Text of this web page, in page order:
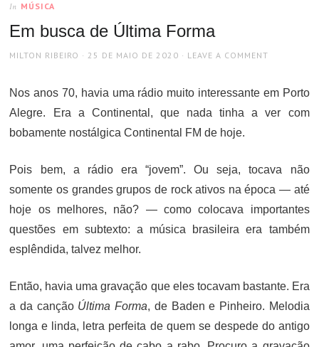
In MÚSICA
Em busca de Última Forma
AUTHOR
MILTON RIBEIRO
POSTED
25 DE MAIO DE 2020 LEAVE A COMMENT
Nos anos 70, havia uma rádio muito interessante em Porto
Alegre. Era a Continental, que nada tinha a ver com
bobamente nostálgica Continental FM de hoje.
Pois bem, a rádio era “jovem”. Ou seja, tocava não
somente os grandes grupos de rock ativos na época — até
hoje os melhores, não? — como colocava importantes
questões em subtexto: a música brasileira era também
esplêndida, talvez melhor.
Então, havia uma gravação que eles tocavam bastante. Era
a da canção Última Forma, de Baden e Pinheiro. Melodia
longa e linda, letra perfeita de quem se despede do antigo